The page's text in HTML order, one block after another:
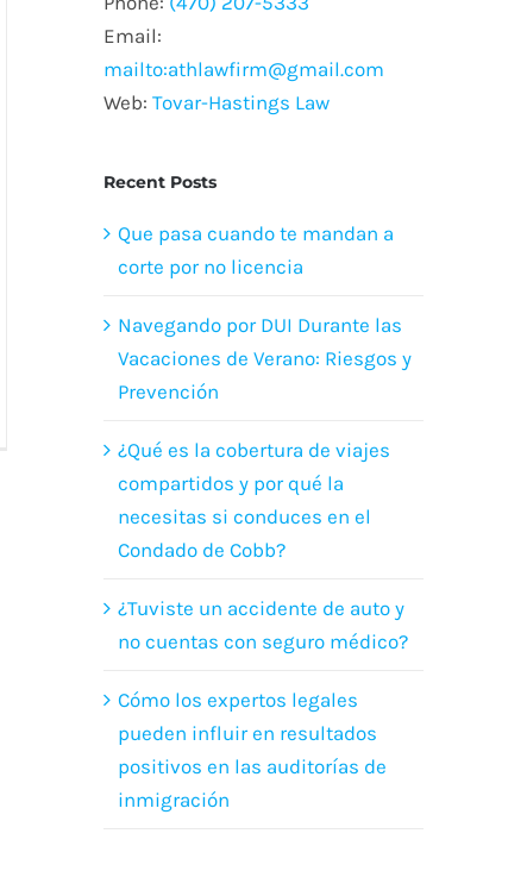
Email:
mailto:athlawfirm@gmail.com
Web: Tovar-Hastings Law
Recent Posts
Que pasa cuando te mandan a
corte por no licencia
Navegando por DUI Durante las
Vacaciones de Verano: Riesgos y
Prevención
¿Qué es la cobertura de viajes
compartidos y por qué la
necesitas si conduces en el
Condado de Cobb?
¿Tuviste un accidente de auto y
no cuentas con seguro médico?
Cómo los expertos legales
pueden influir en resultados
positivos en las auditorías de
inmigración